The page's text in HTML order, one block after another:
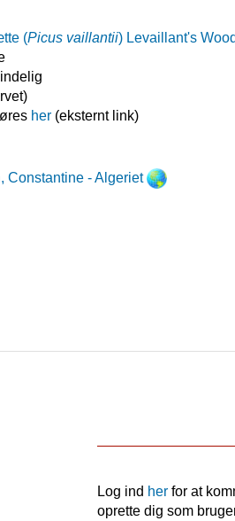
(Picus vaillantii) Levaillant's
her (eksternt link)
Constantine - Algeriet
Log ind her for at
oprette dig som